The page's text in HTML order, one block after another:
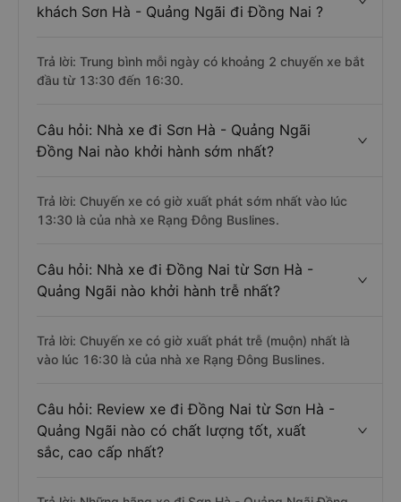
khách Sơn Hà - Quảng Ngãi đi Đồng Nai ?
Trả lời: Trung bình mỗi ngày có khoảng 2 chuyến xe bắt
đầu từ 13:30 đến 16:30.
Câu hỏi: Nhà xe đi Sơn Hà - Quảng Ngãi
Đồng Nai nào khởi hành sớm nhất?
Trả lời: Chuyến xe có giờ xuất phát sớm nhất vào lúc
13:30 là của nhà xe Rạng Đông Buslines.
Câu hỏi: Nhà xe đi Đồng Nai từ Sơn Hà -
Quảng Ngãi nào khởi hành trễ nhất?
Trả lời: Chuyến xe có giờ xuất phát trễ (muộn) nhất là
vào lúc 16:30 là của nhà xe Rạng Đông Buslines.
Câu hỏi: Review xe đi Đồng Nai từ Sơn Hà -
Quảng Ngãi nào có chất lượng tốt, xuất
sắc, cao cấp nhất?